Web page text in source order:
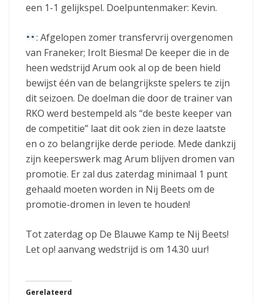
een 1-1 gelijkspel. Doelpuntenmaker: Kevin.
: Afgelopen zomer transfervrij overgenomen
van Franeker; Irolt Biesma! De keeper die in de
heen wedstrijd Arum ook al op de been hield
bewijst één van de belangrijkste spelers te zijn
dit seizoen. De doelman die door de trainer van
RKO werd bestempeld als “de beste keeper van
de competitie” laat dit ook zien in deze laatste
en o zo belangrijke derde periode. Mede dankzij
zijn keeperswerk mag Arum blijven dromen van
promotie. Er zal dus zaterdag minimaal 1 punt
gehaald moeten worden in Nij Beets om de
promotie-dromen in leven te houden!
Tot zaterdag op De Blauwe Kamp te Nij Beets!
Let op! aanvang wedstrijd is om 14.30 uur!
Gerelateerd